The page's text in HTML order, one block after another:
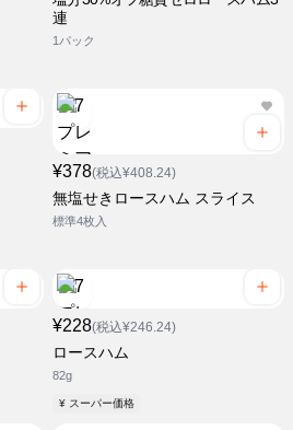
連
1パック
¥378(税込¥408.24)
無塩せきロースハム スライス
標準4枚入
¥228(税込¥246.24)
ロースハム
82g
¥ スーパー価格